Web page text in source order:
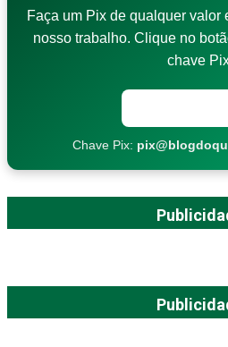
Faça um Pix de qualquer valor
nosso trabalho. Clique no
chave
Chave Pix: